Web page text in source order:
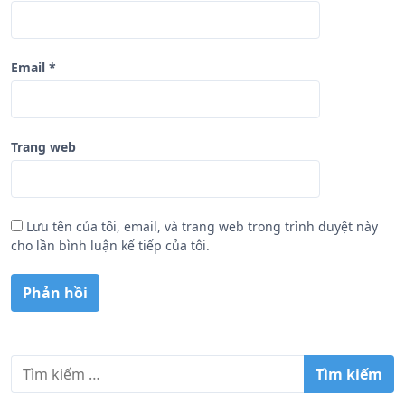
Email *
Trang web
Lưu tên của tôi, email, và trang web trong trình duyệt này
cho lần bình luận kế tiếp của tôi.